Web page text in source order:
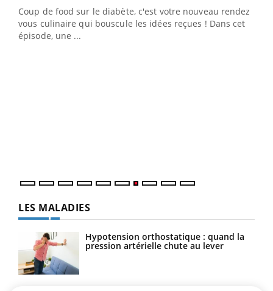
Coup de food sur le diabète, c'est votre nouveau rendez-
vous culinaire qui bouscule les idées reçues ! Dans cet
épisode, une ...
"Les rendez-vous de la santé et de la qualité de vie au
travail" de Pourquoi Docteur reçoivent Régis Blugeon,
DRH et directeur ...
LES MALADIES
Hypotension orthostatique : quand la
pression artérielle chute au lever